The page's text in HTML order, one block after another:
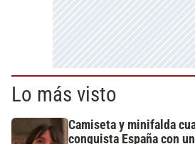
Lo más visto
Camiseta y minifalda
conquista España con